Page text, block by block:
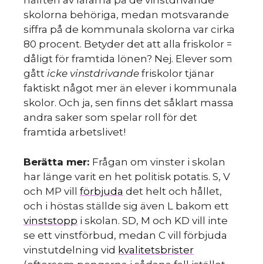
skolorna behöriga, medan motsvarande
siffra på de kommunala skolorna var cirka
80 procent. Betyder det att alla friskolor =
dåligt för framtida lönen? Nej. Elever som
gått icke vinstdrivande friskolor tjänar
faktiskt något mer än elever i kommunala
skolor. Och ja, sen finns det såklart massa
andra saker som spelar roll för det
framtida arbetslivet!
Berätta mer: Frågan om vinster i skolan
har länge varit en het politisk potatis. S, V
och MP vill förbjuda det helt och hållet,
och i höstas ställde sig även L bakom ett
vinststopp i skolan. SD, M och KD vill inte
se ett vinstförbud, medan C vill förbjuda
vinstutdelning vid kvalitetsbrister